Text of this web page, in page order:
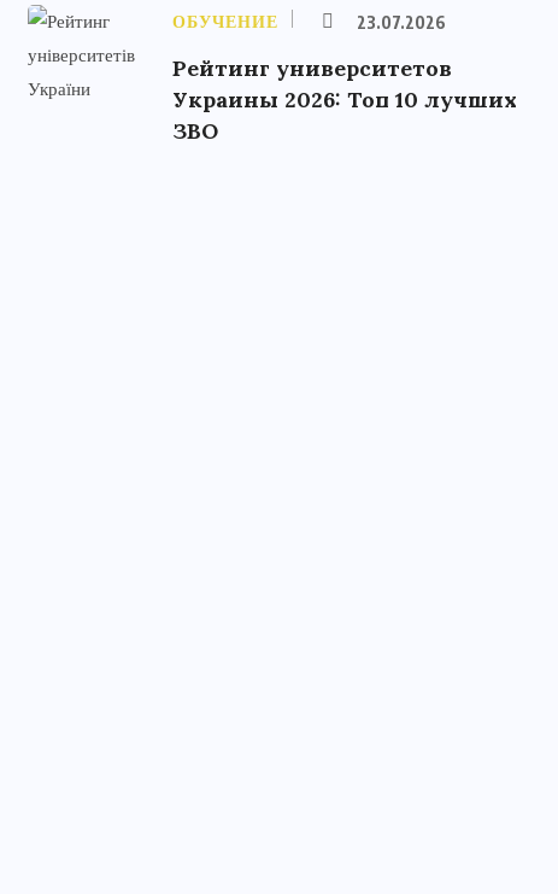
ОБУЧЕНИЕ 23.07.2026
Рейтинг университетов
Украины 2026: Топ 10 лучших
ЗВО